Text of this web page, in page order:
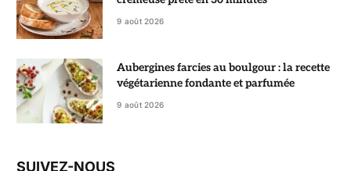
9 août 2026
Aubergines farcies au boulgour : la recette
végétarienne fondante et parfumée
9 août 2026
SUIVEZ-NOUS